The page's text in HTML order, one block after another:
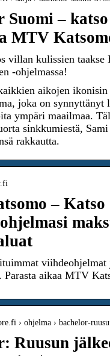
Suomi – katso
MTV
villan kulissien taakse
-ohjelmassa!
aikojen
joka on synnyttänyt
ympäri maailmaa.
sinkkumiestä,
rakkautta.
– Katso
Parasta aikaa MTV
› ohjelma › bachelor-
Ruusun